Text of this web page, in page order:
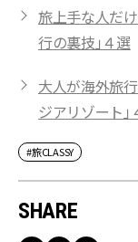
旅上手な人だ
行の裏技」４選
大人が海外旅
ジアリゾート」
#旅CLASSY
SHARE